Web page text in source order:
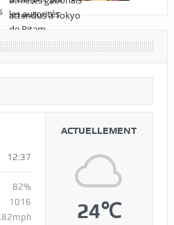
12:37
82%
1016
ACTUELLEMENT
24℃